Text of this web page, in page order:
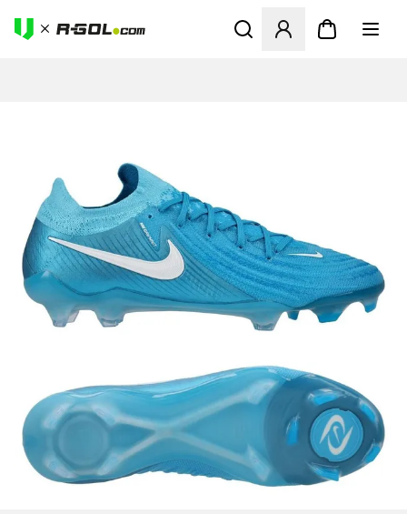
Odpre Modal za prijavo ali